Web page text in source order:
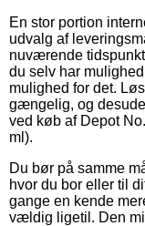
En stor portion
udvalg af
nuværende
du selv har
mulighed for det.
gængelig, og
ved køb af Depot
ml).
Du bør på samme
hvor du bor eller til
gange en kende
vældig ligetil. Den